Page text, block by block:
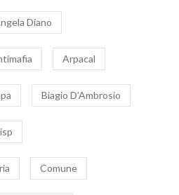
Diano
Arpacal
Biagio D’Ambrosio
Comune